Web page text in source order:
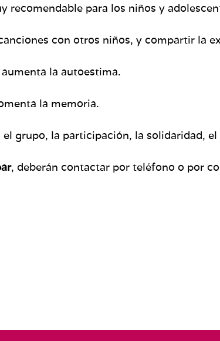
recomendable para los niños y
con otros niños, y compartir la
la autoestima.
la memoria.
grupo, la participación, la solidaridad,
, deberán contactar por teléfono o por